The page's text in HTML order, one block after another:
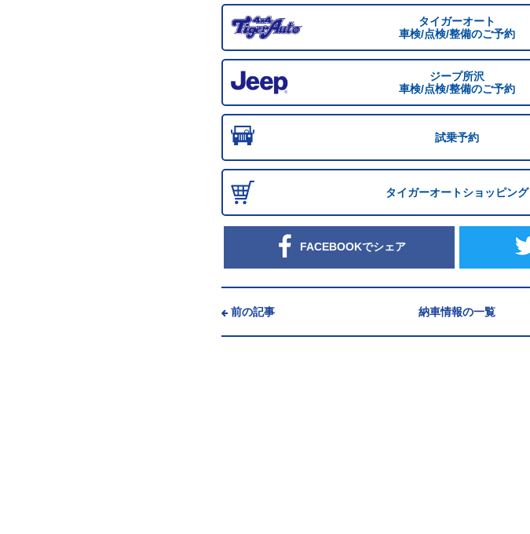
タイガーオート
車検/点検/整備のご予約
ジープ所沢
車検/点検/整備のご予約
試乗予約
タイガーオートショッピング
FACEBOOKでシェア
前の記事 納車情報の一覧